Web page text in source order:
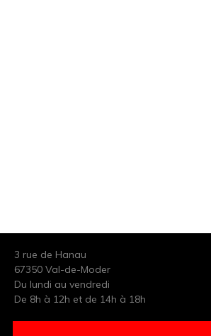
3 rue de Hanau
67350 Val-de-Moder
Du lundi au vendredi
De 8h à 12h et de 14h à 18h